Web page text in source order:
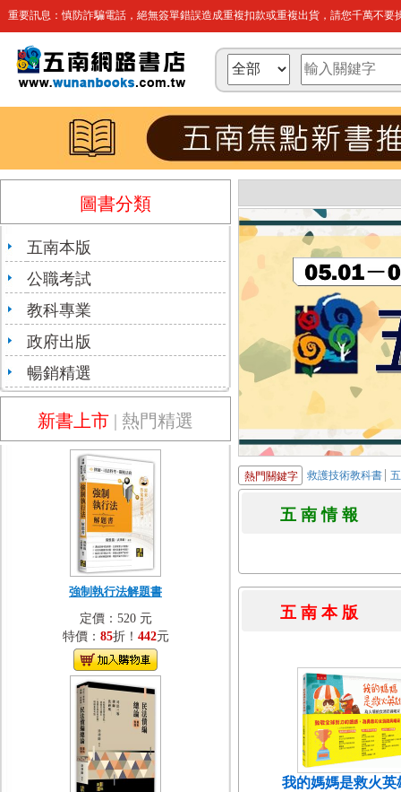
重要訊息：慎防詐騙電話，絕無簽單錯誤造成重複扣款或重複出貨，請您千萬不要
圖書分類
五南本版
公職考試
教科專業
政府出版
暢銷精選
新書上市 | 熱門精選
強制執行法解題書
定價：520 元
特價： 85折！ 442元
熱門關鍵字 救護技術教科書
五 南 情
五 南 本
我的媽媽是救火英